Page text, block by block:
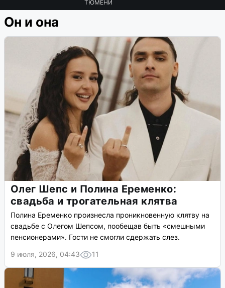
ТЮМЕНИ
Он и она
Олег Шепс и Полина Еременко:
свадьба и трогательная клятва
Полина Еременко произнесла проникновенную клятву на
свадьбе с Олегом Шепсом, пообещав быть «смешными
пенсионерами». Гости не смогли сдержать слез.
9 июля, 2026, 04:43
11